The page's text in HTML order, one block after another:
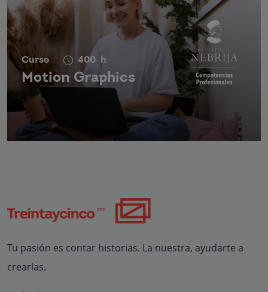
Curso 400 h
Motion Graphics
Tu pasión es contar historias. La nuestra, ayudarte a
crearlas.